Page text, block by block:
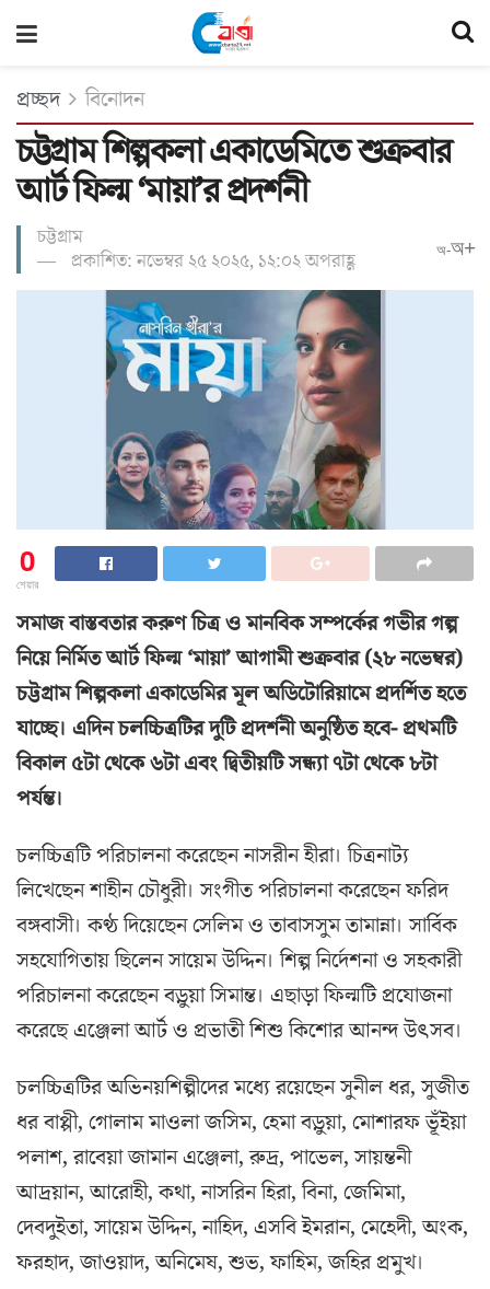
প্রচ্ছদ বিনোদন
চট্টগ্রাম শিল্পকলা একাডেমিতে শুক্রবার
আর্ট ফিল্ম ‘মায়া’র প্রদর্শনী
চট্টগ্রাম
প্রকাশিত: নভেম্বর ২৫ ২০২৫, ১২:০২ অপরাহ্ণ
অ-অ+
0
শেয়ার
সমাজ বাস্তবতার করুণ চিত্র ও মানবিক সম্পর্কের গভীর গল্প
নিয়ে নির্মিত আর্ট ফিল্ম ‘মায়া’ আগামী শুক্রবার (২৮ নভেম্বর)
চট্টগ্রাম শিল্পকলা একাডেমির মূল অডিটোরিয়ামে প্রদর্শিত হতে
যাচ্ছে। এদিন চলচ্চিত্রটির দুটি প্রদর্শনী অনুষ্ঠিত হবে- প্রথমটি
বিকাল ৫টা থেকে ৬টা এবং দ্বিতীয়টি সন্ধ্যা ৭টা থেকে ৮টা
পর্যন্ত।
চলচ্চিত্রটি পরিচালনা করেছেন নাসরীন হীরা। চিত্রনাট্য
লিখেছেন শাহীন চৌধুরী। সংগীত পরিচালনা করেছেন ফরিদ
বঙ্গবাসী। কণ্ঠ দিয়েছেন সেলিম ও তাবাসসুম তামান্না। সার্বিক
সহযোগিতায় ছিলেন সায়েম উদ্দিন। শিল্প নির্দেশনা ও সহকারী
পরিচালনা করেছেন বড়ুয়া সিমান্ত। এছাড়া ফিল্মটি প্রযোজনা
করেছে এঞ্জেলা আর্ট ও প্রভাতী শিশু কিশোর আনন্দ উৎসব।
চলচ্চিত্রটির অভিনয়শিল্পীদের মধ্যে রয়েছেন সুনীল ধর, সুজীত
ধর বাপ্পী, গোলাম মাওলা জসিম, হেমা বড়ুয়া, মোশারফ ভূঁইয়া
পলাশ, রাবেয়া জামান এঞ্জেলা, রুদ্র, পাভেল, সায়ন্তনী
আদ্রয়ান, আরোহী, কথা, নাসরিন হিরা, বিনা, জেমিমা,
দেবদুইতা, সায়েম উদ্দিন, নাহিদ, এসবি ইমরান, মেহেদী, অংক,
ফরহাদ, জাওয়াদ, অনিমেষ, শুভ, ফাহিম, জহির প্রমুখ।